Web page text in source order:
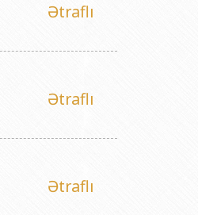
Ətraflı
Ətraflı
Ətraflı